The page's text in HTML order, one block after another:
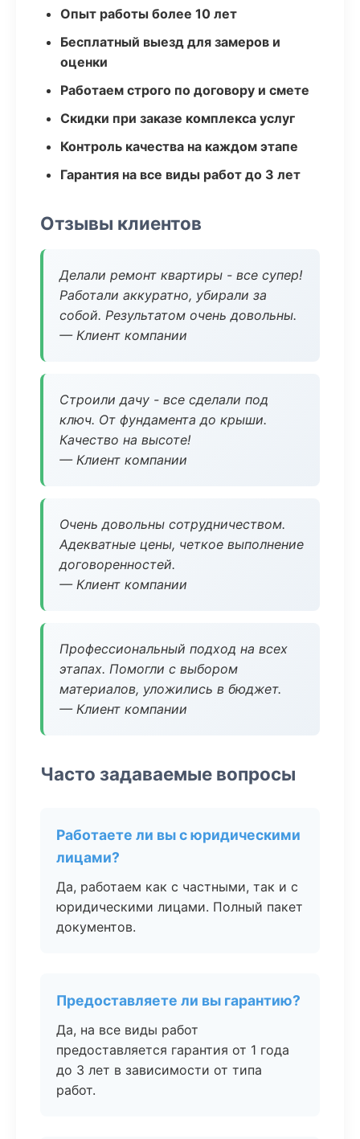
Опыт работы более 10 лет
Бесплатный выезд для замеров и
оценки
Работаем строго по договору и смете
Скидки при заказе комплекса услуг
Контроль качества на каждом этапе
Гарантия на все виды работ до 3 лет
Отзывы клиентов
Делали ремонт квартиры - все супер!
Работали аккуратно, убирали за
собой. Результатом очень довольны.
— Клиент компании
Строили дачу - все сделали под
ключ. От фундамента до крыши.
Качество на высоте!
— Клиент компании
Очень довольны сотрудничеством.
Адекватные цены, четкое выполнение
договоренностей.
— Клиент компании
Профессиональный подход на всех
этапах. Помогли с выбором
материалов, уложились в бюджет.
— Клиент компании
Часто задаваемые вопросы
Работаете ли вы с юридическими
лицами?
Да, работаем как с частными, так и с
юридическими лицами. Полный пакет
документов.
Предоставляете ли вы гарантию?
Да, на все виды работ
предоставляется гарантия от 1 года
до 3 лет в зависимости от типа
работ.